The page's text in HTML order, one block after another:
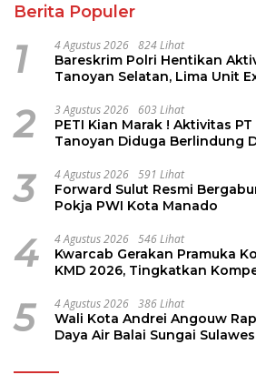
Berita Populer
1 4 Agustus 2026 824 Lihat
Bareskrim Polri Hentikan
Tanoyan Selatan, Lima Unit
2 3 Agustus 2026 603 Lihat
PETI Kian Marak ! Aktivitas
Tanoyan Diduga Berlindung
3 4 Agustus 2026 591 Lihat
Forward Sulut Resmi
Pokja PWI Kota Manado
4 4 Agustus 2026 546 Lihat
Kwarcab Gerakan Pramuka
KMD 2026, Tingkatkan
5 4 Agustus 2026 386 Lihat
Wali Kota Andrei Angouw
Daya Air Balai Sungai